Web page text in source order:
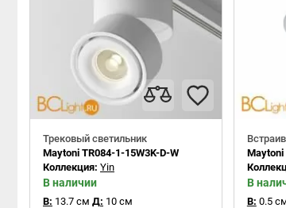
Трековый светильник
Maytoni TR084-1-15W3K-D-W
Коллекция: Yin
В наличии
В: 13.7 см Д: 10 см
Maytoni
В
В: 0.5